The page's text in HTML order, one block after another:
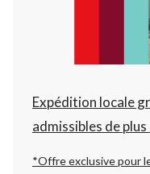
Expédition locale
admissibles de plus
*Offre exclusive pour